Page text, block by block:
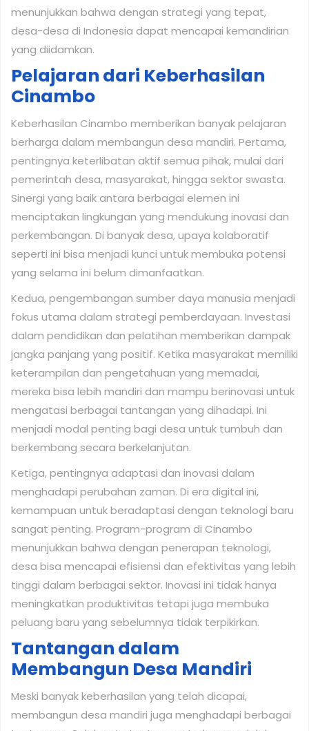
menunjukkan bahwa dengan strategi yang tepat,
desa-desa di Indonesia dapat mencapai kemandirian
yang diidamkan.
Pelajaran dari Keberhasilan
Cinambo
Keberhasilan Cinambo memberikan banyak pelajaran
berharga dalam membangun desa mandiri. Pertama,
pentingnya keterlibatan aktif semua pihak, mulai dari
pemerintah desa, masyarakat, hingga sektor swasta.
Sinergi yang baik antara berbagai elemen ini
menciptakan lingkungan yang mendukung inovasi dan
perkembangan. Di banyak desa, upaya kolaboratif
seperti ini bisa menjadi kunci untuk membuka potensi
yang selama ini belum dimanfaatkan.
Kedua, pengembangan sumber daya manusia menjadi
fokus utama dalam strategi pemberdayaan. Investasi
dalam pendidikan dan pelatihan memberikan dampak
jangka panjang yang positif. Ketika masyarakat memiliki
keterampilan dan pengetahuan yang memadai,
mereka bisa lebih mandiri dan mampu berinovasi untuk
mengatasi berbagai tantangan yang dihadapi. Ini
menjadi modal penting bagi desa untuk tumbuh dan
berkembang secara berkelanjutan.
Ketiga, pentingnya adaptasi dan inovasi dalam
menghadapi perubahan zaman. Di era digital ini,
kemampuan untuk beradaptasi dengan teknologi baru
sangat penting. Program-program di Cinambo
menunjukkan bahwa dengan penerapan teknologi,
desa bisa mencapai efisiensi dan efektivitas yang lebih
tinggi dalam berbagai sektor. Inovasi ini tidak hanya
meningkatkan produktivitas tetapi juga membuka
peluang baru yang sebelumnya tidak terpikirkan.
Tantangan dalam
Membangun Desa Mandiri
Meski banyak keberhasilan yang telah dicapai,
membangun desa mandiri juga menghadapi berbagai